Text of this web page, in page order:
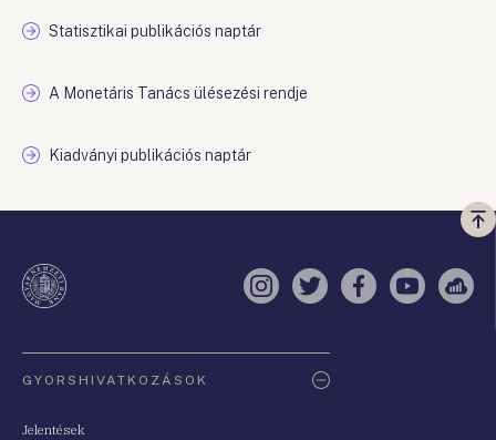
Statisztikai publikációs naptár
A Monetáris Tanács ülésezési rendje
Kiadványi publikációs naptár
a
Instagram
TwitterFacebook
YouTube
GYORSHIVATKOZÁSOK
Jelentések